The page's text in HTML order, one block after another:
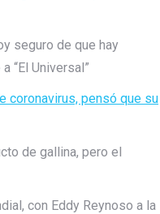
seguro de que hay
“El Universal”
coronavirus, pensó que su
de gallina, pero el
con Eddy Reynoso a la